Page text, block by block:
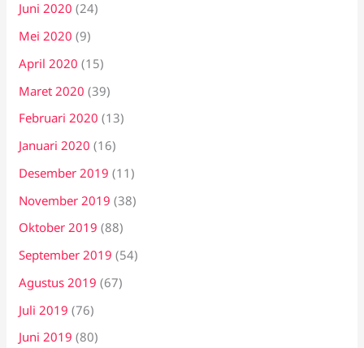
Juni 2020 (24)
Mei 2020 (9)
April 2020 (15)
Maret 2020 (39)
Februari 2020 (13)
Januari 2020 (16)
Desember 2019 (11)
November 2019 (38)
Oktober 2019 (88)
September 2019 (54)
Agustus 2019 (67)
Juli 2019 (76)
Juni 2019 (80)